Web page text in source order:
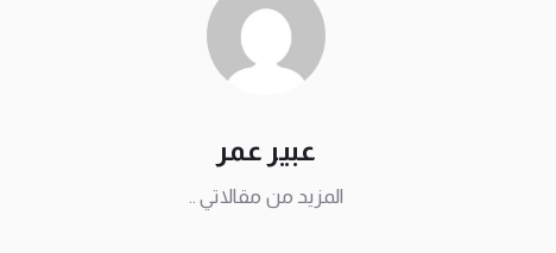
عبير عمر
المزيد من مقالاتي ..